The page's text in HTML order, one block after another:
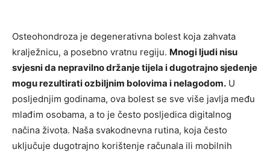
Osteohondroza je degenerativna bolest koja zahvata
kralježnicu, a posebno vratnu regiju. Mnogi ljudi nisu
svjesni da nepravilno držanje tijela i dugotrajno sjedenje
mogu rezultirati ozbiljnim bolovima i nelagodom. U
posljednjim godinama, ova bolest se sve više javlja među
mlađim osobama, a to je često posljedica digitalnog
načina života. Naša svakodnevna rutina, koja često
uključuje dugotrajno korištenje računala ili mobilnih